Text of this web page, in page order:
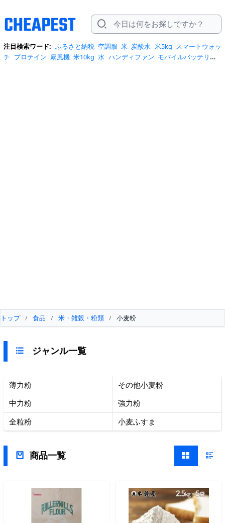
注目検索ワード: ふるさと納税 空調服 米 炭酸水 米5kg スマートウォッ
チ プロテイン 扇風機 米10kg 水 ハンディファン モバイルバッテリー
トップ / 食品 / 米・雑穀・粉類 / 小麦粉
ジャンル一覧
薄力粉
その他小麦粉
中力粉
強力粉
全粒粉
小麦ふすま
商品一覧